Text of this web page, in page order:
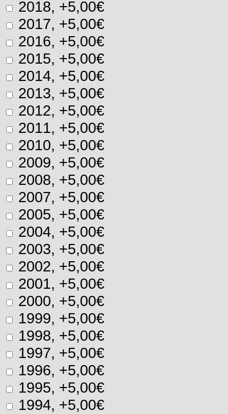
2018, +5,00€
2017, +5,00€
2016, +5,00€
2015, +5,00€
2014, +5,00€
2013, +5,00€
2012, +5,00€
2011, +5,00€
2010, +5,00€
2009, +5,00€
2008, +5,00€
2007, +5,00€
2005, +5,00€
2004, +5,00€
2003, +5,00€
2002, +5,00€
2001, +5,00€
2000, +5,00€
1999, +5,00€
1998, +5,00€
1997, +5,00€
1996, +5,00€
1995, +5,00€
1994, +5,00€